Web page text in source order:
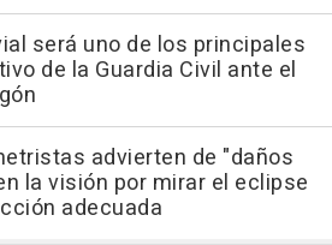
será uno de los principales
de la Guardia Civil ante el
advierten de "daños
la visión por mirar el eclipse
adecuada